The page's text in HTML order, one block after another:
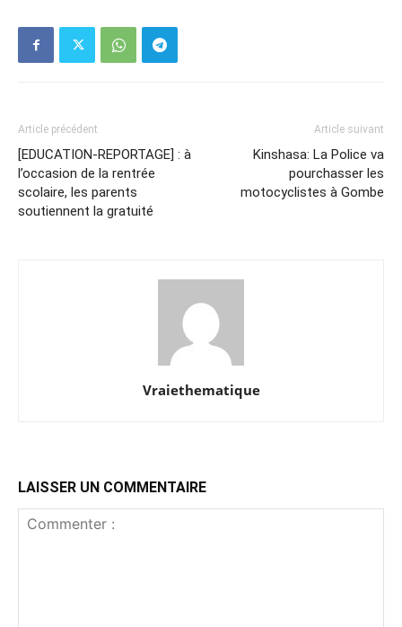
Article précédent
[EDUCATION-REPORTAGE] : à
l’occasion de la rentrée
scolaire, les parents
soutiennent la gratuité
Article suivant
Kinshasa: La Police va
pourchasser les
motocyclistes à Gombe
Vraiethematique
LAISSER UN COMMENTAIRE